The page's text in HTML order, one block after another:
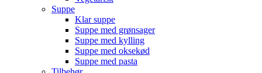
Suppe
Klar suppe
Suppe med grønsager
Suppe med kylling
Suppe med oksekød
Suppe med pasta